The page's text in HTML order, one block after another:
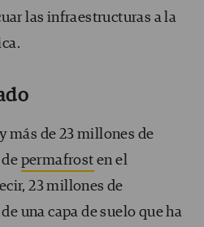
las infraestructuras a la
más de 23 millones de
permafrost en el
23 millones de
una capa de suelo que ha